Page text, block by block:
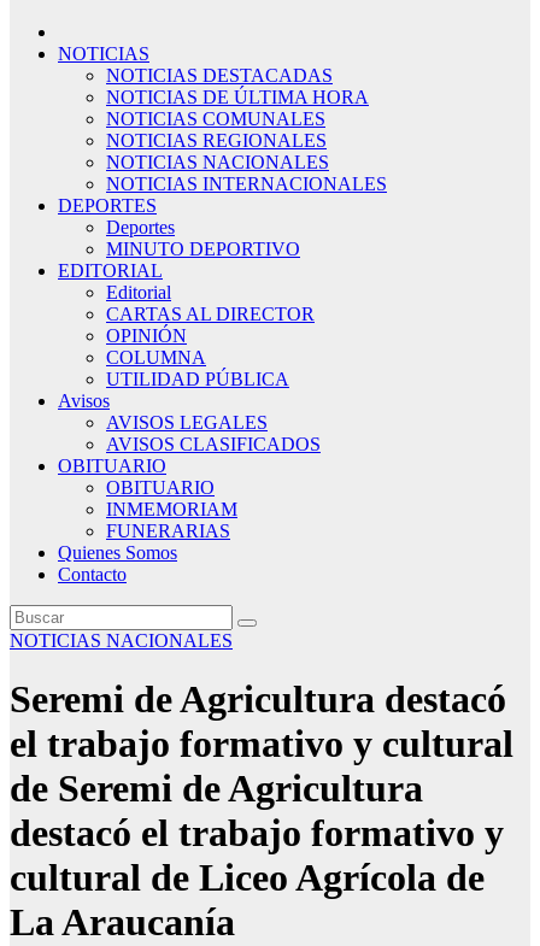
NOTICIAS
NOTICIAS DESTACADAS
NOTICIAS DE ÚLTIMA HORA
NOTICIAS COMUNALES
NOTICIAS REGIONALES
NOTICIAS NACIONALES
NOTICIAS INTERNACIONALES
DEPORTES
Deportes
MINUTO DEPORTIVO
EDITORIAL
Editorial
CARTAS AL DIRECTOR
OPINIÓN
COLUMNA
UTILIDAD PÚBLICA
Avisos
AVISOS LEGALES
AVISOS CLASIFICADOS
OBITUARIO
OBITUARIO
INMEMORIAM
FUNERARIAS
Quienes Somos
Contacto
NOTICIAS NACIONALES
Seremi de Agricultura destacó
el trabajo formativo y cultural
de Seremi de Agricultura
destacó el trabajo formativo y
cultural de Liceo Agrícola de
La Araucanía